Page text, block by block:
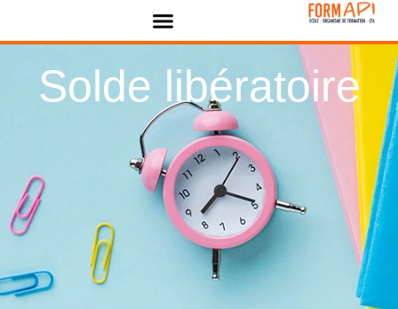
Solde libératoire
Panneau de gestion des cookies